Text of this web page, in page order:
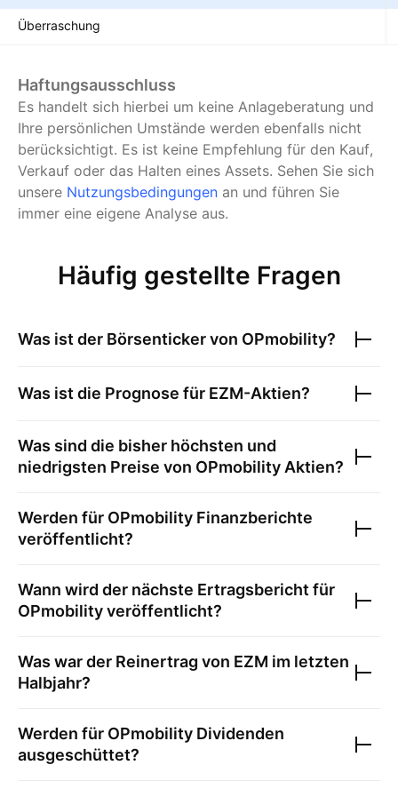
Überraschung
Haftungsausschluss
Es handelt sich hierbei um keine Anlageberatung und
Ihre persönlichen Umstände werden ebenfalls nicht
berücksichtigt. Es ist keine Empfehlung für den Kauf,
Verkauf oder das Halten eines Assets. Sehen Sie sich
unsere Nutzungsbedingungen an und führen Sie
immer eine eigene Analyse aus.
Häufig gestellte Fragen
Was ist der Börsenticker von OPmobility?
Was ist die Prognose für EZM-Aktien?
Was sind die bisher höchsten und
niedrigsten Preise von OPmobility Aktien?
Werden für OPmobility Finanzberichte
veröffentlicht?
Wann wird der nächste Ertragsbericht für
OPmobilityveröffentlicht?
Was war der Reinertrag von EZM im letzten
Halbjahr?
Werden für OPmobility Dividenden
ausgeschüttet?